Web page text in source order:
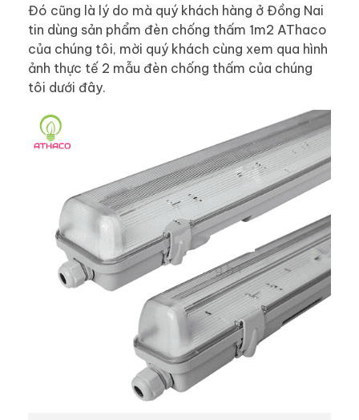
Đó cũng là lý do mà quý khách hàng ở Đồng Nai
tin dùng sản phẩm đèn chống thấm 1m2 AThaco
của chúng tôi, mời quý khách cùng xem qua hình
ảnh thực tế 2 mẫu đèn chống thấm của chúng
tôi dưới đây.